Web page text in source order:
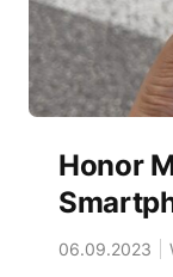
Honor
06.09.2023